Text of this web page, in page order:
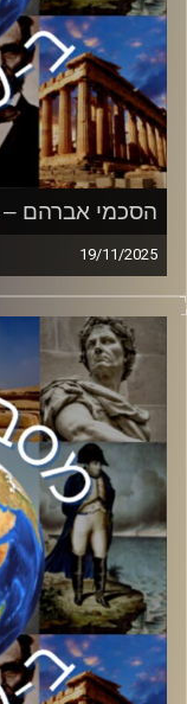
הסכמי אברהם
19/11/2025
לאחר סיום המלחמה
להרחבת הסכמי
המרכזיות העשויות
ההסכמים ישפיעו
יכולית להרוויח
מומחה לשווקים
לבנקים
לענות על כל
קרדיט תמונות:יוסי